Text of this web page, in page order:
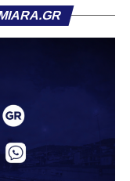
την καριέρα του
φτάνοντας
του